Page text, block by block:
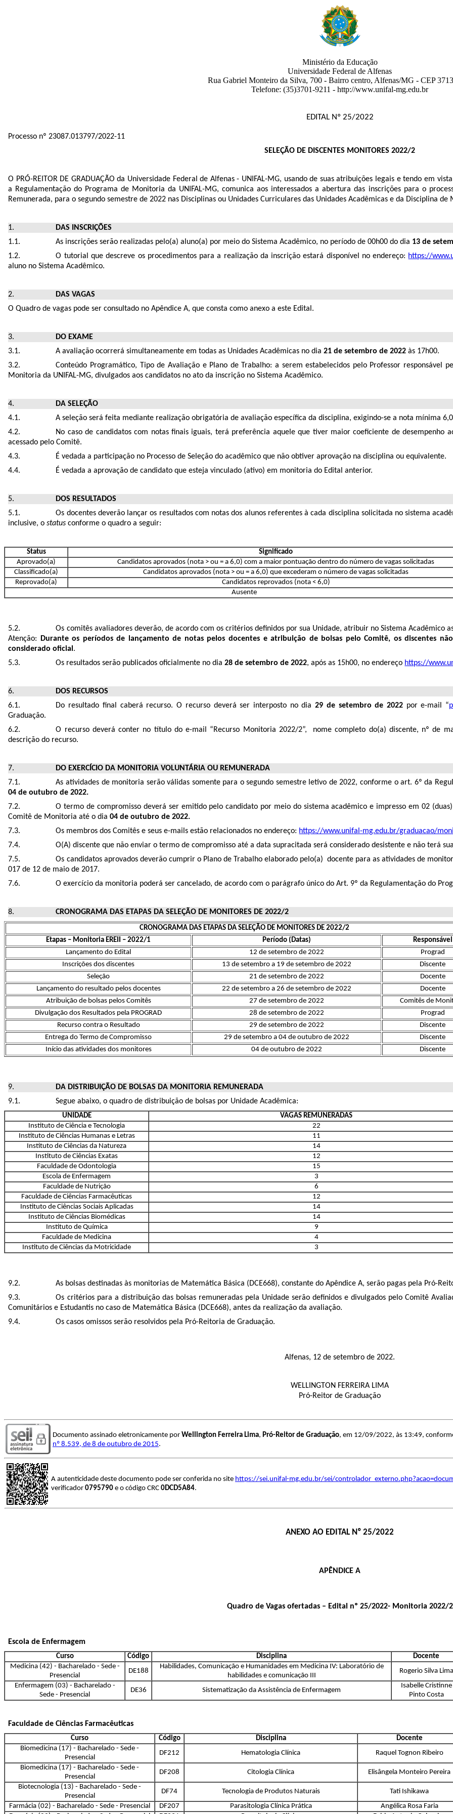
Ministério da Educação
Universidade Federal de Alfenas
Rua Gabriel Monteiro da Silva, 700 - Bairro centro, Alfenas/MG - CEP
Telefone: (35)3701-9211 - http://www.unifal-mg.edu.br
EDITAL Nº 25/2022
Processo nº 23087.013797/2022-11
SELEÇÃO DE DISCENTES MONITORES 2022/2
O PRÓ-REITOR DE GRADUAÇÃO da Universidade Federal de Alfenas - UNIFAL-MG, usando de suas atribuições legais e tendo em
a Regulamentação do Programa de Monitoria da UNIFAL-MG, comunica aos interessados a abertura das inscrições para o
Remunerada, para o segundo semestre de 2022 nas Disciplinas ou Unidades Curriculares das Unidades Acadêmicas e da Disciplina de
DAS INSCRIÇÕES
As inscrições serão realizadas pelo(a) aluno(a) por meio do Sistema Acadêmico, no período de 00h00 do dia 13 de
O tutorial que descreve os procedimentos para a realização da inscrição estará disponível no endereço: https://
aluno no Sistema Acadêmico.
DAS VAGAS
O Quadro de vagas pode ser consultado no Apêndice A, que consta como anexo a este Edital.
DO EXAME
A avaliação ocorrerá simultaneamente em todas as Unidades Acadêmicas no dia21 de setembro de 2022 às 17h00.
Conteúdo Programático, Tipo de Avaliação e Plano de Trabalho: a serem estabelecidos pelo Professor responsável
Monitoria da UNIFAL-MG, divulgados aos candidatos no ato da inscrição no Sistema Acadêmico.
DA SELEÇÃO
A seleção será feita mediante realização obrigatória de avaliação específica da disciplina, exigindo-se a nota mínima
No caso de candidatos com notas finais iguais, terá preferência aquele que tiver maior coeficiente de desempenho
acessado pelo Comitê.
É vedada a participação no Processo de Seleção do acadêmico que não obtiver aprovação na disciplina ou equivalente.
É vedada a aprovação de candidato que esteja vinculado (ativo) em monitoria do Edital anterior.
DOS RESULTADOS
Os docentes deverão lançar os resultados com notas dos alunos referentes à cada disciplina solicitada no sistema
inclusive, o status conforme o quadro a seguir:
Status
Significado
Aprovado(a)
Candidatos aprovados (nota > ou = a 6,0) com a maior pontuação dentro do número de vagas solicitadas
Classificado(a)
Candidatos aprovados (nota > ou = a 6,0) que excederam o número de vagas solicitadas
Reprovado(a)
Candidatos reprovados (nota < 6,0)
Ausente
Os comitês avaliadores deverão, de acordo com os critérios definidos por sua Unidade, atribuir no Sistema Acadêmico
Atenção:
Durante os períodos de lançamento de notas pelos docentes e atribuição de bolsas pelo Comitê, os discentes
considerado oficial .
Os resultados serão publicados oficialmente no dia28 de setembro de 2022, após as 15h00, no endereço https://
DOS RECURSOS
Do resultado final caberá recurso. O recurso deverá ser interposto no dia29 de setembro de 2022por e-mail “
Graduação.
O recurso deverá conter no título do e-mail “Recurso Monitoria 2022/2”, nome completo do(a) discente, nº de
descrição do recurso.
DO EXERCÍCIO DA MONITORIA VOLUNTÁRIA OU REMUNERADA
As atividades de monitoria serão válidas somente para o segundo semestre letivo de 2022, conforme o art. 6º da
04 de outubro de 2022.
O termo de compromisso deverá ser emitido pelo candidato por meio do sistema acadêmico e impresso em 02
Comitê de Monitoria até o dia 04 de outubro de 2022.
Os membros dos Comitês e seus e-mails estão relacionados no endereço: https://www.unifal-mg.edu.br/graduacao/
O(A) discente que não enviar o termo de compromisso até a data supracitada será considerado desistente e não terá
Os candidatos aprovados deverão cumprir o Plano de Trabalho elaborado pelo(a) docente para as atividades de
017 de 12 de maio de 2017.
O exercício da monitoria poderá ser cancelado, de acordo com o parágrafo único do Art. 9º da Regulamentação do
CRONOGRAMA DAS ETAPAS DA SELEÇÃO DE MONITORES DE 2022/2
CRONOGRAMA DAS ETAPAS DA SELEÇÃO DE MONITORES DE 2022/2
Etapas – Monitoria EREII – 2022/1
Período (Datas)
Responsável
Lançamento do Edital
12 de setembro de 2022
Prograd
Inscrições dos discentes
13 de setembro a 19 de setembro de 2022
Discente
Seleção
21 de setembro de 2022
Docente
Lançamento do resultado pelos docentes
22 de setembro a 26 de setembro de 2022
Docente
Atribuição de bolsas pelos Comitês
27 de setembro de 2022
Comitês de
Divulgação dos Resultados pela PROGRAD
28 de setembro de 2022
Prograd
Recurso contra o Resultado
29 de setembro de 2022
Discente
Entrega do Termo de Compromisso
29 de setembro a 04 de outubro de 2022
Discente
Início das atividades dos monitores
04 de outubro de 2022 Discente
DA DISTRIBUIÇÃO DE BOLSAS DA MONITORIA REMUNERADA
Segue abaixo, o quadro de distribuição de bolsas por Unidade Acadêmica:
UNIDADE
VAGAS REMUNERADAS
Instituto de Ciência e Tecnologia
22
Instituto de Ciências Humanas e Letras
11
Instituto de Ciências da Natureza
14
Instituto de Ciências Exatas
12
Faculdade de Odontologia
15
Escola de Enfermagem
3
Faculdade de Nutrição
6
Faculdade de Ciências Farmacêuticas
12
Instituto de Ciências Sociais Aplicadas
14
Instituto de Ciências Biomédicas
14
Instituto de Química
9
Faculdade de Medicina
4
Instituto de Ciências da Motricidade
3
As bolsas destinadas às monitorias de Matemática Básica (DCE668), constante do Apêndice A, serão pagas pela Pró-
Os critérios para a distribuição das bolsas remuneradas pela Unidade serão definidos e divulgados pelo Comitê
Comunitários e Estudantis no caso de Matemática Básica (DCE668), antes da realização da avaliação.
Os casos omissos serão resolvidos pela Pró-Reitoria de Graduação.
Alfenas, 12 de setembro de 2022.
WELLINGTON FERREIRA LIMA
Pró-Reitor de Graduação
Documento assinado eletronicamente por Wellington Ferreira Lima, Pró-Reitor de Graduação, em 12/09/2022, às 13:49,
nº 8.539, de 8 de outubro de 2015.
A autenticidade deste documento pode ser conferida no site https://sei.unifal-mg.edu.br/sei/
verificador 0795790 e o código CRC 0DCD5A84.
ANEXO AO EDITAL Nº 25/2022
APÊNDICE A
Quadro de Vagas ofertadas – Edital nº 25/2022- Monitoria 2022/2
Escola de Enfermagem
Curso Código Disciplina
Docente
Medicina (42) - Bacharelado - Sede -
Presencial
DE188
Habilidades, Comunicação e Humanidades em Medicina IV: Laboratório de
habilidades e comunicação III
Rogerio Silva Lima
Enfermagem (03) - Bacharelado -
Sede - Presencial
DE36 Sistematização da Assistência de Enfermagem
Isabelle Cristinne
Pinto Costa
Faculdade de Ciências Farmacêuticas
Curso Código Disciplina
Docente
Biomedicina (17) - Bacharelado - Sede -
Presencial
DF212 Hematologia Clínica
Raquel Tognon Ribeiro
Biomedicina (17) - Bacharelado - Sede -
Presencial
DF208 Citologia Clínica
Elisângela Monteiro Pereira
Biotecnologia (13) - Bacharelado - Sede -
Presencial
DF74 Tecnologia de Produtos Naturais
Tati Ishikawa
Farmácia (02) - Bacharelado - Sede - Presencial
DF207 Parasitologia Clínica Prática
Angélica Rosa Faria